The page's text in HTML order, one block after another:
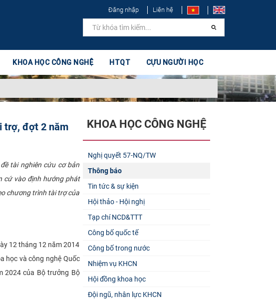
Đăng nhập Liên hệ
KHOA HỌC CÔNG NGHỆ HTQT CỰU NGƯỜI HỌC
trợ, đợt 2 năm
tài nghiên cứu cơ bản
cứ vào định hướng phát
chương trình tài trợ của
12 tháng 12 năm 2014
học và công nghệ Quốc
2024 của Bộ trưởng Bộ
KHOA HỌC CÔNG NGHỆ
Nghị quyết 57-NQ/TW
Thông báo
Tin tức & sự kiện
Hội thảo - Hội nghị
Tạp chí NCD&TTT
Công bố quốc tế
Công bố trong nước
Nhiệm vụ KHCN
Hội đồng khoa học
Đội ngũ, nhân lực KHCN